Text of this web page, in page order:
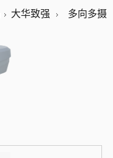
大华致强 多向多摄